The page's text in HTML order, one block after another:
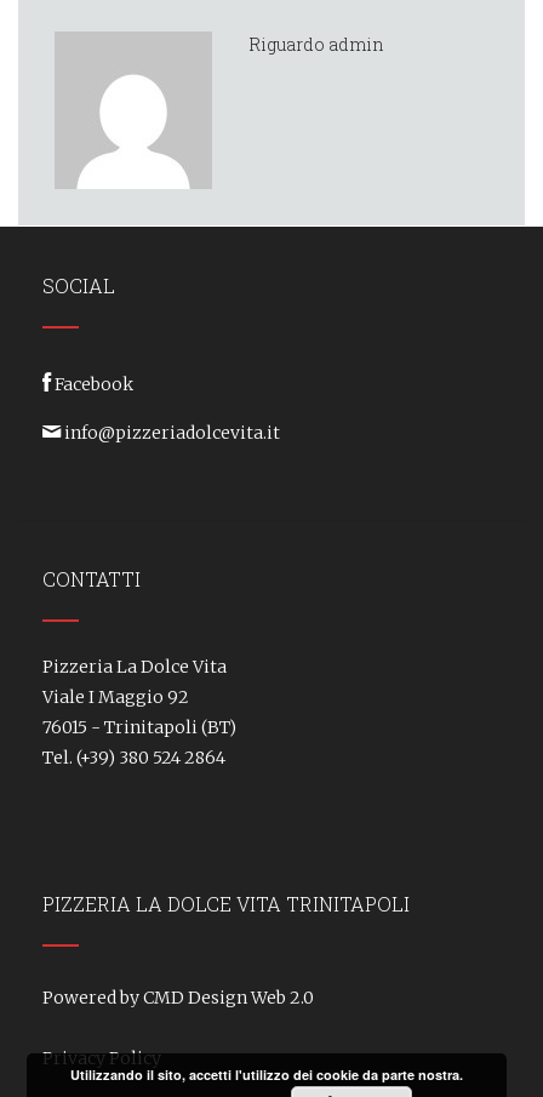
Riguardo admin
SOCIAL
Facebook
info@pizzeriadolcevita.it
CONTATTI
Pizzeria La Dolce Vita
Viale I Maggio 92
76015 - Trinitapoli (BT)
Tel. (+39) 380 524 2864
PIZZERIA LA DOLCE VITA TRINITAPOLI
Powered by CMD Design Web 2.0
Privacy Policy
Utilizzando il sito, accetti l'utilizzo dei cookie da parte nostra.